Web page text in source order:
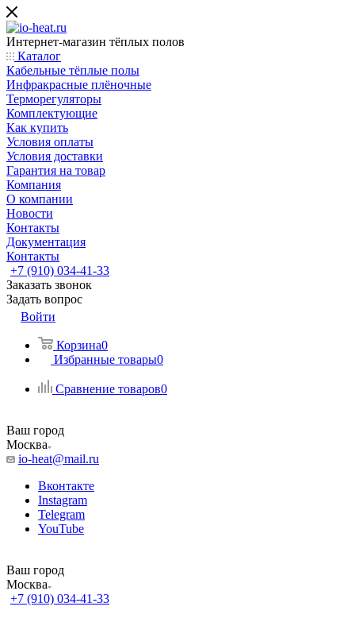
Интернет-магазин тёплых полов
Каталог
Кабельные тёплые полы
Инфракрасные плёночные
Терморегуляторы
Комплектующие
Как купить
Условия оплаты
Условия доставки
Гарантия на товар
Компания
О компании
Новости
Контакты
Документация
Контакты
+7 (910) 034-41-33
Заказать звонок
Задать вопрос
Войти
Корзина0
Избранные товары0
Сравнение товаров0
Ваш город
Москва
io-heat@mail.ru
Вконтакте
Instagram
Telegram
YouTube
Ваш город
Москва
+7 (910) 034-41-33